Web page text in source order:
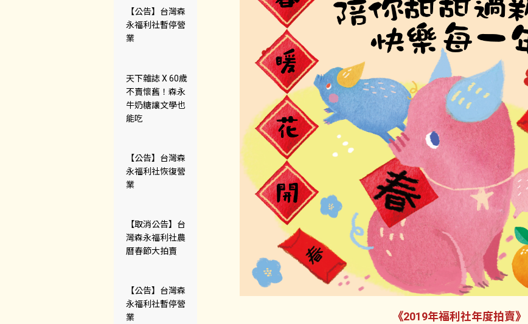
【公告】台灣森
永福利社暫停營
業
天下雜誌 X 60歲
不賣懷舊！森永
牛奶糖讓文學也
能吃
【公告】台灣森
永福利社恢復營
業
【取消公告】台
灣森永福利社農
曆春節大拍賣
【公告】台灣森
永福利社暫停營
業
《2019年福利社年度拍賣》